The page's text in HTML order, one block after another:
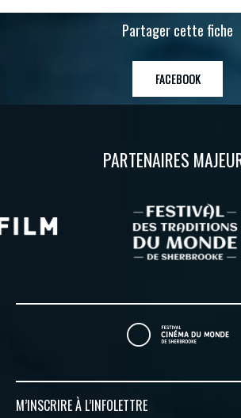
Partager cette fiche
FACEBOOK
PARTENAIRES
M’INSCRIRE À L’INFOLETTRE